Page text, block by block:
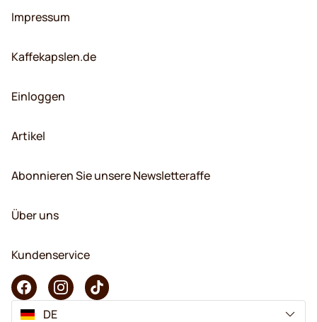
Impressum
Kaffekapslen.de
Einloggen
Artikel
Abonnieren Sie unsere Newsletteraffe
Über uns
Kundenservice
DE